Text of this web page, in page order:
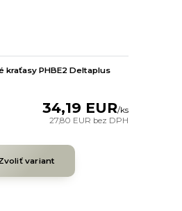
kraťasy PHBE2 Deltaplus
34,19 EUR/ks
27,80 EUR bez DPH
variant